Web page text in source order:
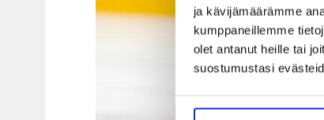
ja kävijämäärämme
kumppaneillemme
olet antanut heille tai
suostumustasi